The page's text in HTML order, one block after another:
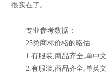
很实在了。
专业参考数据：
25类商标价格的略估
1.有服装,商品齐全,单中文
2.有服装,商品齐全,单英文